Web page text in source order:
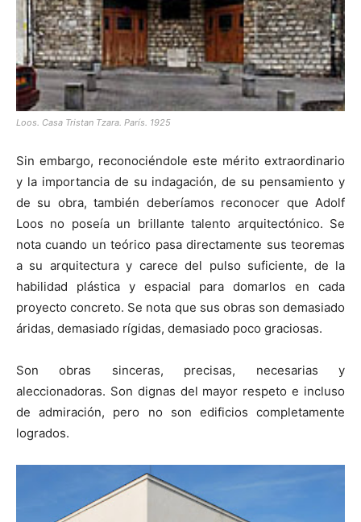
Loos. Casa Tristan Tzara. París. 1925
Sin embargo, reconociéndole este mérito extraordinario
y la importancia de su indagación, de su pensamiento y
de su obra, también deberíamos reconocer que Adolf
Loos no poseía un brillante talento arquitectónico. Se
nota cuando un teórico pasa directamente sus teoremas
a su arquitectura y carece del pulso suficiente, de la
habilidad plástica y espacial para domarlos en cada
proyecto concreto. Se nota que sus obras son demasiado
áridas, demasiado rígidas, demasiado poco graciosas.
Son obras sinceras, precisas, necesarias y
aleccionadoras. Son dignas del mayor respeto e incluso
de admiración, pero no son edificios completamente
logrados.